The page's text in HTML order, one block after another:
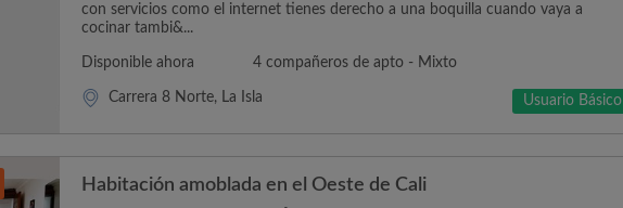
con servicios como el internet tienes derecho a una boquilla cuando vaya a
cocinar tambi&...
Disponible ahora 4 compañeros de apto - Mixto
Carrera 8 Norte, La Isla Usuario Básico
Habitación amoblada en el Oeste de Cali